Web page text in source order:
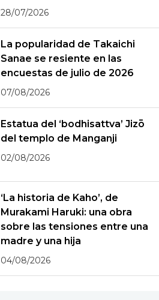
28/07/2026
La popularidad de Takaichi
Sanae se resiente en las
encuestas de julio de 2026
07/08/2026
Estatua del ‘bodhisattva’ Jizō
del templo de Manganji
02/08/2026
‘La historia de Kaho’, de
Murakami Haruki: una obra
sobre las tensiones entre una
madre y una hija
04/08/2026